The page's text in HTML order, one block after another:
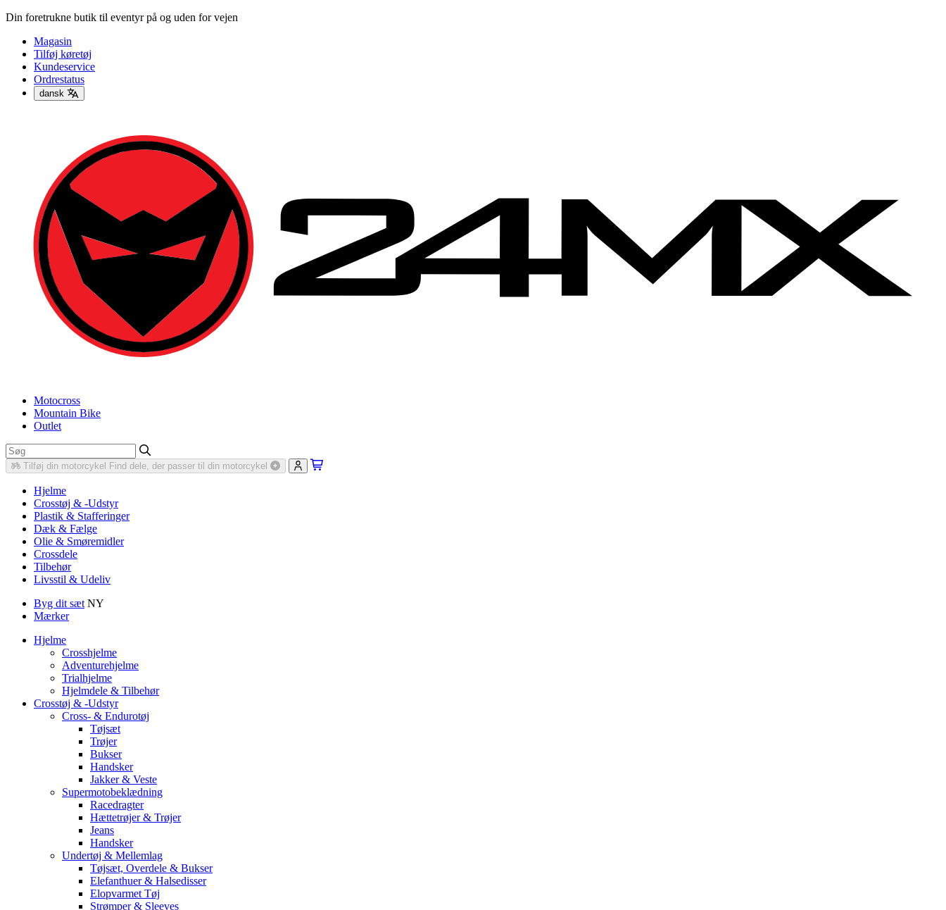
Din foretrukne butik til eventyr på og uden for vejen
Magasin
Tilføj køretøj
Kundeservice
Ordrestatus
dansk
Motocross
Mountain Bike
Outlet
Tilføj din motorcykel Find dele, der passer til din motorcykel
Hjelme
Crosstøj & -Udstyr
Plastik & Stafferinger
Dæk & Fælge
Olie & Smøremidler
Crossdele
Tilbehør
Livsstil & Udeliv
Byg dit sæt NY
Mærker
Hjelme
Crosshjelme
Adventurehjelme
Trialhjelme
Hjelmdele & Tilbehør
Crosstøj & -Udstyr
Cross- & Endurotøj
Tøjsæt
Trøjer
Bukser
Handsker
Jakker & Veste
Supermotobeklædning
Racedragter
Hættetrøjer & Trøjer
Jeans
Handsker
Undertøj & Mellemlag
Tøjsæt, Overdele & Bukser
Elefanthuer & Halsedisser
Elopvarmet Tøj
Strømper & Sleeves